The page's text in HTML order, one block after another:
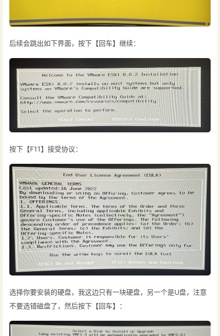
后续会跳出如下界面，按下【回车】继续：
按下【F11】接受协议：
选择你要安装的硬盘，我这边只有一块硬盘，另一个是U盘，注意
不要选错磁盘了，然后按下【回车】：